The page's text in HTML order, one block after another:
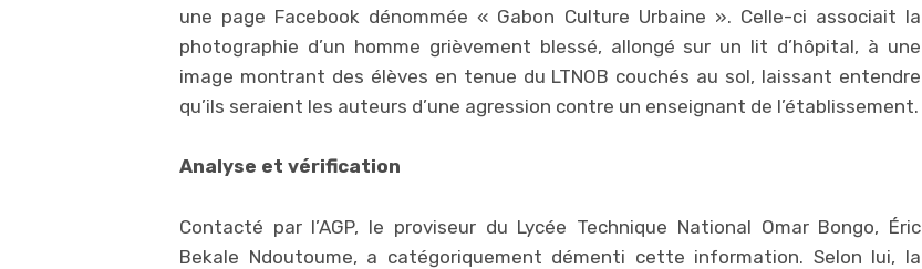
une page Facebook dénommée « Gabon Culture Urbaine ». Celle-ci associait la
photographie d’un homme grièvement blessé, allongé sur un lit d’hôpital, à une
image montrant des élèves en tenue du LTNOB couchés au sol, laissant entendre
qu’ils seraient les auteurs d’une agression contre un enseignant de l’établissement.
Analyse et vérification
Contacté par l’AGP, le proviseur du Lycée Technique National Omar Bongo, Éric
Bekale Ndoutoume, a catégoriquement démenti cette information. Selon lui, la